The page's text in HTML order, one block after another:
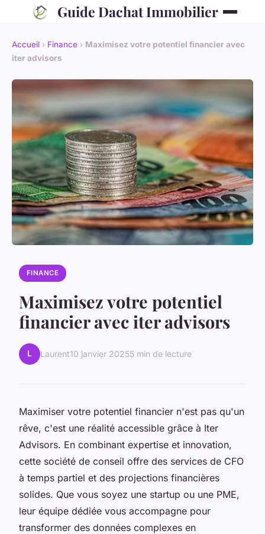
Guide Dachat Immobilier
Accueil › Finance › Maximisez votre potentiel financier avec
iter advisors
FINANCE
Maximisez votre potentiel
financier avec iter advisors
L Laurent10 janvier 20255 min de lecture
Maximiser votre potentiel financier n'est pas qu'un
rêve, c'est une réalité accessible grâce à Iter
Advisors. En combinant expertise et innovation,
cette société de conseil offre des services de CFO
à temps partiel et des projections financières
solides. Que vous soyez une startup ou une PME,
leur équipe dédiée vous accompagne pour
transformer des données complexes en